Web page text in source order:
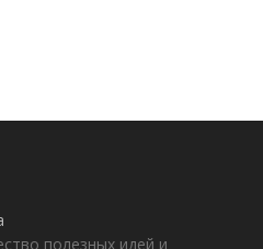
полезных идей и